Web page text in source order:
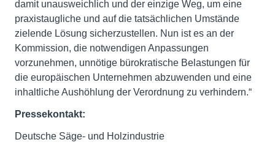
damit unausweichlich und der einzige Weg, um eine
praxistaugliche und auf die tatsächlichen Umstände
zielende Lösung sicherzustellen. Nun ist es an der
Kommission, die notwendigen Anpassungen
vorzunehmen, unnötige bürokratische Belastungen für
die europäischen Unternehmen abzuwenden und eine
inhaltliche Aushöhlung der Verordnung zu verhindern.“
Pressekontakt:
Deutsche Säge- und Holzindustrie